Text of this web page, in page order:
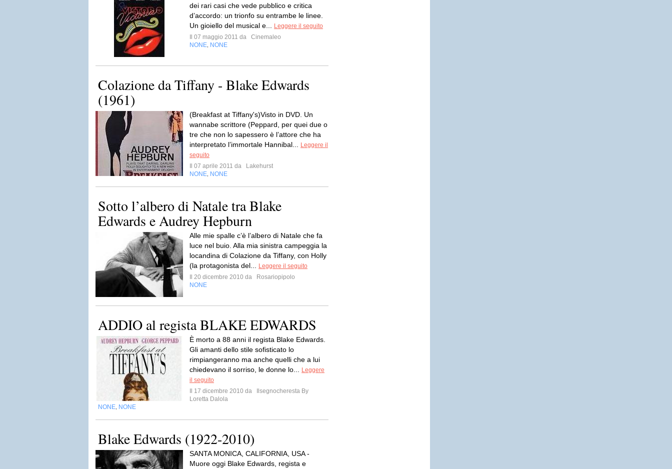
dei rari casi che vede pubblico e critica
d’accordo: un trionfo su entrambe le linee.
Un gioiello del musical e...
Leggere il seguito
Il 07 maggio 2011 da
Cinemaleo
NONE NONE
Colazione da Tiffany - Blake Edwards
(1961)
(Breakfast at Tiffany's)Visto in DVD. Un
wannabe scrittore (Peppard, per quei due o
tre che non lo sapessero è l’attore che ha
interpretato l’immortale Hannibal...
Leggere il
seguito
Il 07 aprile 2011 da
Lakehurst
NONE NONE
Sotto l’albero di Natale tra Blake
Edwards e Audrey Hepburn
Alle mie spalle c’è l’albero di Natale che fa
luce nel buio. Alla mia sinistra campeggia la
locandina di Colazione da Tiffany, con Holly
(la protagonista del...
Leggere il seguito
Il 20 dicembre 2010 da
Rosariopipolo
NONE
ADDIO al regista BLAKE EDWARDS
È morto a 88 anni il regista Blake Edwards.
Gli amanti dello stile sofisticato lo
rimpiangeranno ma anche quelli che a lui
chiedevano il sorriso, le donne lo...
Leggere
il seguito
Il 17 dicembre 2010 da
Ilsegnocheresta By
Loretta Dalola
NONE NONE
Blake Edwards (1922-2010)
SANTA MONICA, CALIFORNIA, USA -
Muore oggi Blake Edwards, regista e